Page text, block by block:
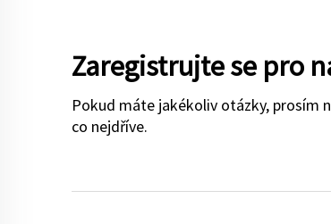
Zaregistrujte se pro
Pokud máte jakékoliv otázky, prosím
co nejdříve.